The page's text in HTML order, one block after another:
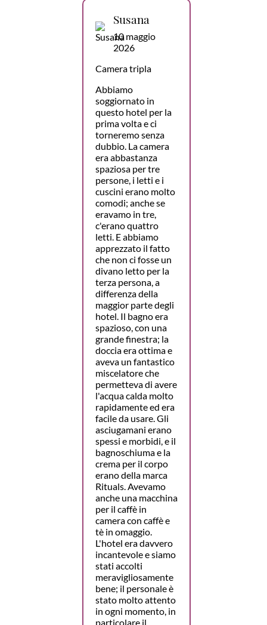
Susana
10 maggio
2026
Camera tripla
Abbiamo
soggiornato in
questo hotel per la
prima volta e ci
torneremo senza
dubbio. La camera
era abbastanza
spaziosa per tre
persone, i letti e i
cuscini erano molto
comodi; anche se
eravamo in tre,
c'erano quattro
letti. E abbiamo
apprezzato il fatto
che non ci fosse un
divano letto per la
terza persona, a
differenza della
maggior parte degli
hotel. Il bagno era
spazioso, con una
grande finestra; la
doccia era ottima e
aveva un fantastico
miscelatore che
permetteva di avere
l'acqua calda molto
rapidamente ed era
facile da usare. Gli
asciugamani erano
spessi e morbidi, e il
bagnoschiuma e la
crema per il corpo
erano della marca
Rituals. Avevamo
anche una macchina
per il caffè in
camera con caffè e
tè in omaggio.
L'hotel era davvero
incantevole e siamo
stati accolti
meravigliosamente
bene; il personale è
stato molto attento
in ogni momento, in
particolare il